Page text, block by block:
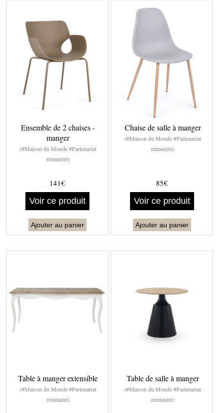
Ensemble de 2 chaises -
manger
(#Maison du Monde #Partenariat
rémunéré)
141€
Voir ce produit
Ajouter au panier
Chaise de salle à manger
(#Maison du Monde #Partenariat
rémunéré)
85€
Voir ce produit
Ajouter au panier
Table à manger extensible
(#Maison du Monde #Partenariat
rémunéré)
Table de salle à manger
(#Maison du Monde #Partenariat
rémunéré)